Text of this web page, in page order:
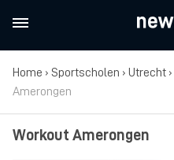
Home › Sportscholen › Utrecht ›
Amerongen
Workout Amerongen